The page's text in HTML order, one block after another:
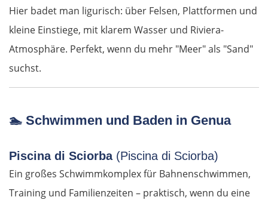
Hier badet man ligurisch: über Felsen, Plattformen und
kleine Einstiege, mit klarem Wasser und Riviera-
Atmosphäre. Perfekt, wenn du mehr "Meer" als "Sand"
suchst.
🏊 Schwimmen und Baden in Genua
Piscina di Sciorba (Piscina di Sciorba)
Ein großes Schwimmkomplex für Bahnenschwimmen,
Training und Familienzeiten – praktisch, wenn du eine
Tschechien
Ústí nad Labem
Prag
Pilsen